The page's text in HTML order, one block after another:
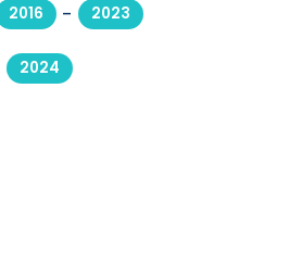
2016 - 2023
2024